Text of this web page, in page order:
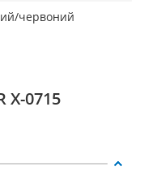
червоний
X-0715